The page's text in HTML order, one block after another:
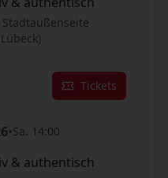
Tickets
•Sa. 14:00
& authentisch